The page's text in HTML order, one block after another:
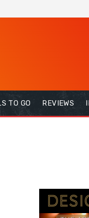
TO GO REVIEWS